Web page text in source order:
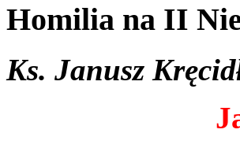
Homilia na II
Ks. Janusz